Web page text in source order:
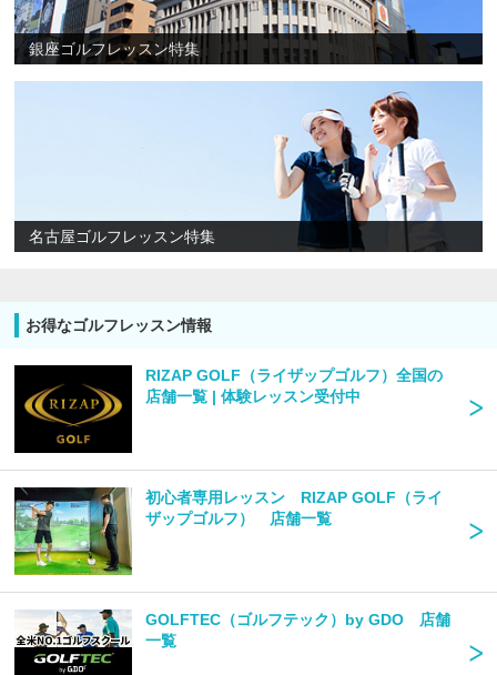
銀座ゴルフレッスン特集
名古屋ゴルフレッスン特集
お得なゴルフレッスン情報
RIZAP GOLF（ライザップゴルフ）全国の
店舗一覧 | 体験レッスン受付中
初心者専用レッスン RIZAP GOLF（ライ
ザップゴルフ） 店舗一覧
GOLFTEC（ゴルフテック）by GDO 店舗
一覧